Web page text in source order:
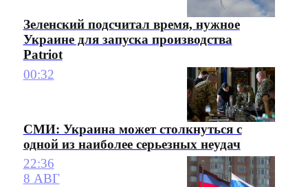
Зеленский подсчитал время, нужное
Украине для запуска производства
Patriot
00:32
СМИ: Украина может столкнуться с
одной из наиболее серьезных неудач
22:36
8 АВГ